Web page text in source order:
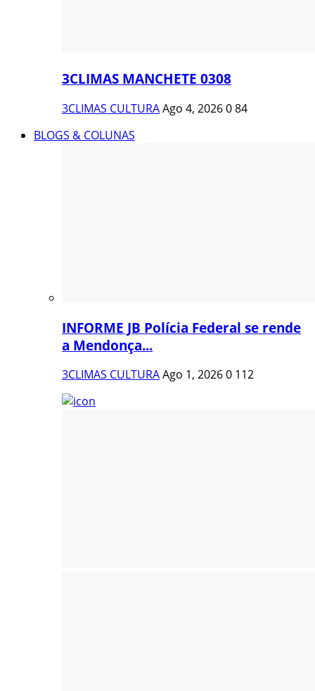
3CLIMAS MANCHETE 0308
3CLIMAS CULTURAAgo 4, 2026084
BLOGS & COLUNAS
INFORME JB Polícia Federal se rende
a Mendonça...
3CLIMAS CULTURAAgo 1, 20260 112